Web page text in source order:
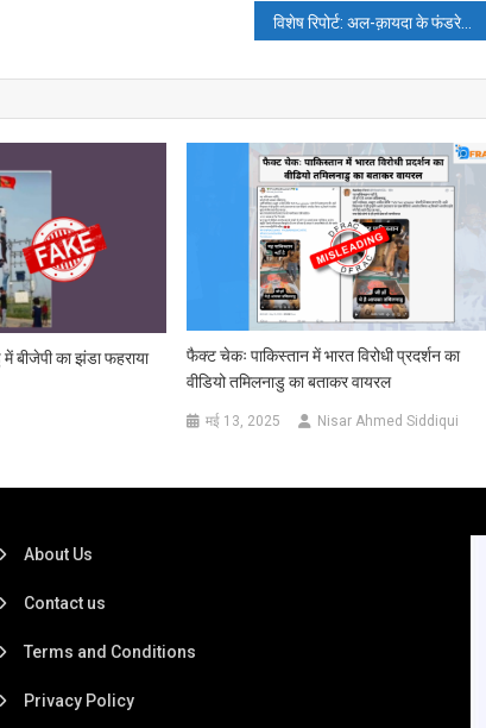
विशेष रिपोर्ट: अल-क़ायदा के फंडरेजर हामिद अल-अली का भारत विरोधी एजेंडा
बीजेपी का झंडा फहराया
फैक्ट चेकः पाकिस्तान में भारत विरोधी प्रदर्शन का
वीडियो तमिलनाडु का बताकर वायरल
मई 13, 2025 Nisar Ahmed Siddiqui
About Us
Contact us
Terms and Conditions
Privacy Policy